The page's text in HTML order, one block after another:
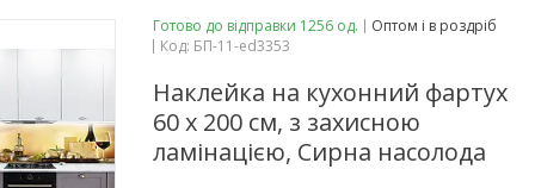
Готово до відправки 1256 од.
Оптом і в роздріб
Код: БП-11-ed3353
Наклейка на кухонний фартух
60 х 200 см, з захисною
ламінацією, Сирна насолода